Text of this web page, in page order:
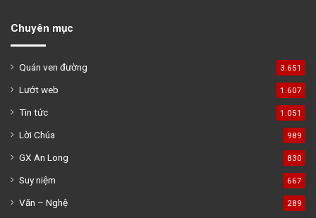
Chuyên mục
Quán ven đường 3.651
Lướt web 1.607
Tin tức 1.051
Lời Chúa 989
GX An Long 830
Suy niệm 667
Văn – Nghệ 289